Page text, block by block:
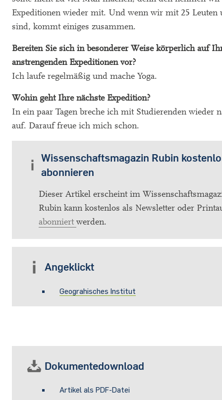
Expeditionen wieder mit. Und wenn wir mit 25 Leuten
sind, kommt einiges zusammen.
Bereiten Sie sich in besonderer Weise körperlich auf
anstrengenden Expeditionen vor?
Ich laufe regelmäßig und mache Yoga.
Wohin geht Ihre nächste Expedition?
In ein paar Tagen breche ich mit Studierenden wieder
auf. Darauf freue ich mich schon.
Wissenschaftsmagazin Rubin
abonnieren
Dieser Artikel erscheint im
Rubin kann kostenlos als Newsletter oder
abonniertwerden.
Angeklickt
Geograhisches Institut
Dokumentedownload
Artikel als PDF-Datei